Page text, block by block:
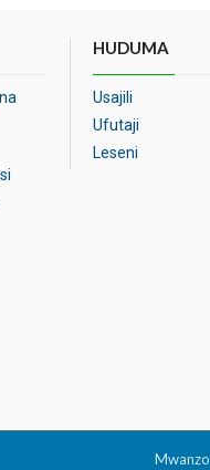
HUDUMA
Usajili
Ufutaji
Leseni
Mwanzo